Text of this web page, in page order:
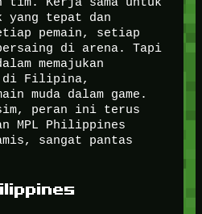
yang tepat dan
pemain, setiap
di arena. Tapi
memajukan
di Filipina,
muda dalam game.
peran ini terus
MPL Philippines
sangat pantas